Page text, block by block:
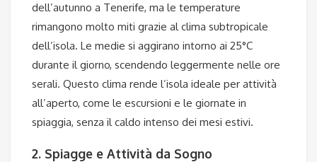
dell’autunno a Tenerife, ma le temperature
rimangono molto miti grazie al clima subtropicale
dell’isola. Le medie si aggirano intorno ai 25°C
durante il giorno, scendendo leggermente nelle ore
serali. Questo clima rende l’isola ideale per attività
all’aperto, come le escursioni e le giornate in
spiaggia, senza il caldo intenso dei mesi estivi.
2. Spiagge e Attività da Sogno